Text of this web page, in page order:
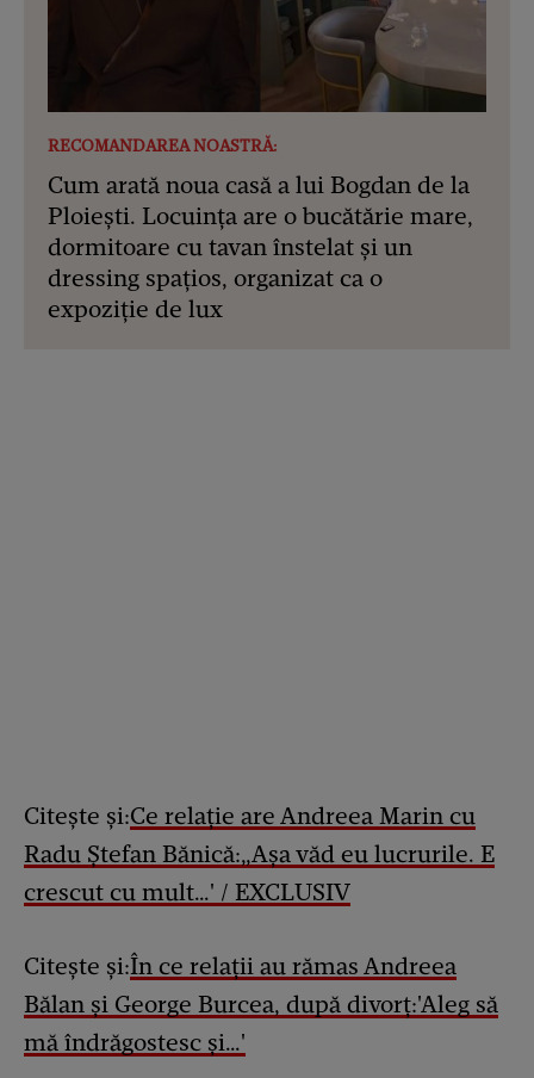
RECOMANDAREA NOASTRĂ:
Cum arată noua casă a lui Bogdan de la
Ploiești. Locuința are o bucătărie mare,
dormitoare cu tavan înstelat și un
dressing spațios, organizat ca o
expoziție de lux
Citește și:Ce relație are Andreea Marin cu
Radu Ștefan Bănică:„Așa văd eu lucrurile. E
crescut cu mult…' / EXCLUSIV
Citește și:În ce relații au rămas Andreea
Bălan și George Burcea, după divorț:'Aleg să
mă îndrăgostesc și…'